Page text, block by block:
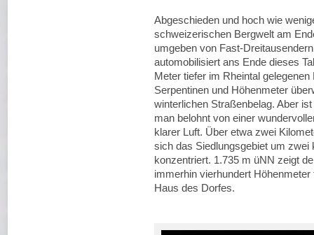
Abgeschieden und hoch wie
schweizerischen Bergwelt am
umgeben von Fast-
automobilisiert ans Ende dieses
Meter tiefer im Rheintal
Serpentinen und Höhenmeter
winterlichen Straßenbelag. Aber
man belohnt von einer
klarer Luft. Über etwa zwei
sich das Siedlungsgebiet um zwei
konzentriert. 1.735 m üNN zeigt
immerhin vierhundert
Haus des Dorfes.